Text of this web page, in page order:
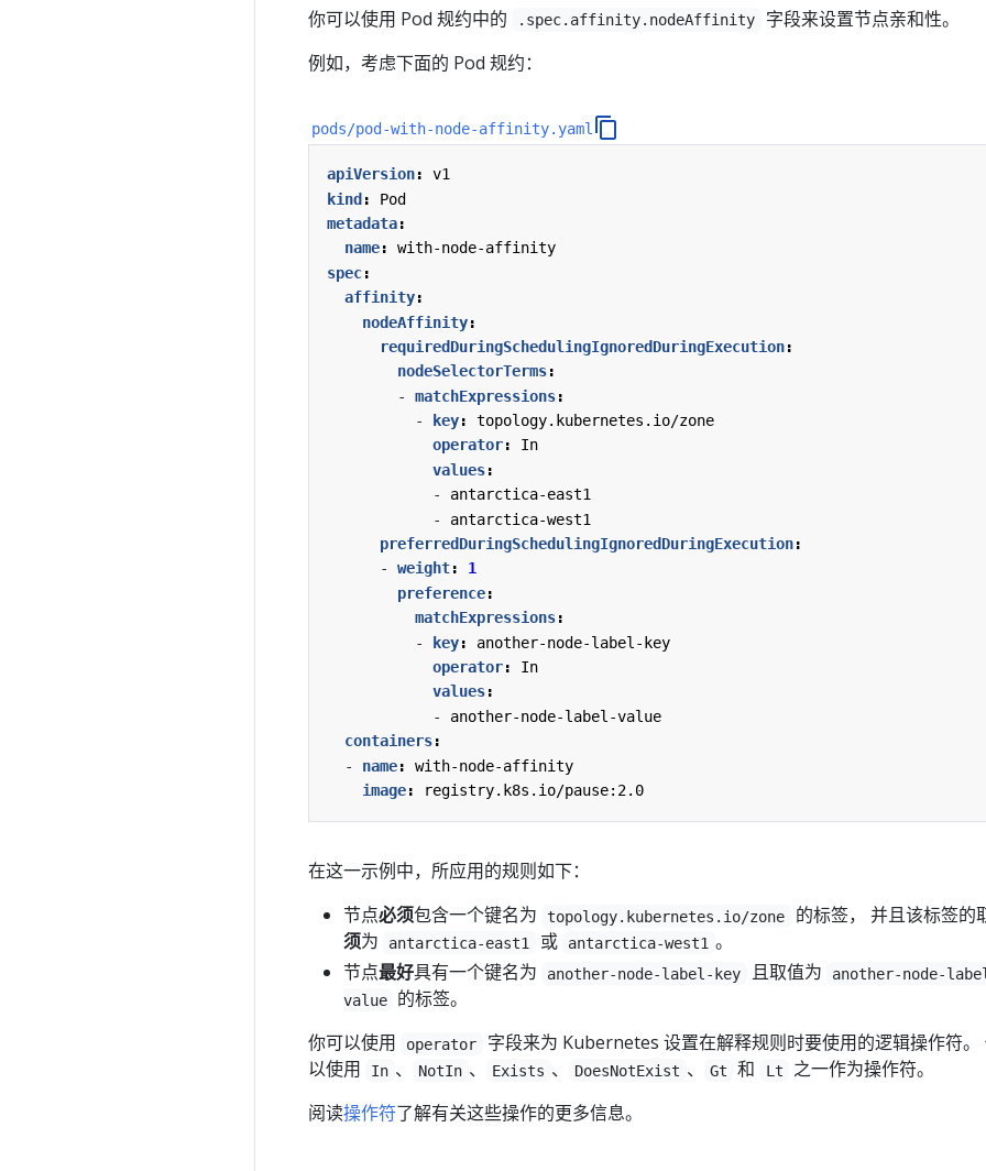
你可以使用 Pod 规约中的 .spec.affinity.nodeAffinity
字段来设置节点亲和性。
例如，考虑下面的 Pod 规约：
pods/pod-with-node-affinity.yaml
apiVersion:
v1
kind:
Pod
metadata:
name:
with-node-affinity
spec:
affinity:
nodeAffinity:
requiredDuringSchedulingIgnoredDuringExecution:
nodeSelectorTerms:
- matchExpressions:
-
key:
topology.kubernetes.io/zone
operator:
In
values:
- antarctica-east1
- antarctica-west1
preferredDuringSchedulingIgnoredDuringExecution:
- weight:
1
preference:
matchExpressions:
- key:
another-node-label-key
operator:
In
values:
- another-node-label-value
containers:
- name:
with-node-affinity
image: registry.k8s.io/pause:2.0
在这一示例中，所应用的规则如下：
节点必须包含一个键名为 topology.kubernetes.io/zone 的标签， 并且该标签的
须为 antarctica-east1 或 antarctica-west1 。
节点最好具有一个键名为 another-node-label-key 且取值为
another-node-
value
的标签。
你可以使用
operator
字段来为 Kubernetes 设置在解释规则时要使用的逻辑操作符。
以使用
In 、 NotIn 、 Exists 、 DoesNotExist 、 Gt 和 Lt
之一作为操作符。
阅读操作符了解有关这些操作的更多信息。